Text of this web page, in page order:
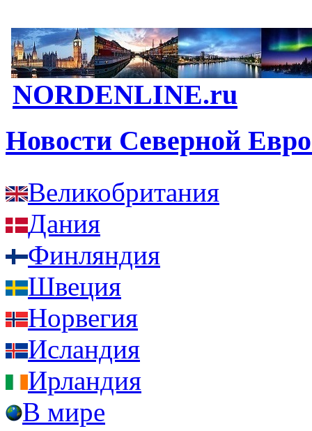
NORDENLINE.ru
Новости Северной
Великобритания
Дания
Финляндия
Швеция
Норвегия
Исландия
Ирландия
В мире